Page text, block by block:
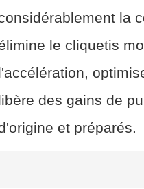
la
le cliquetis
des gains de
et préparés.